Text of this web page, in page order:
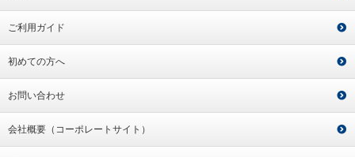
ご利用ガイド
初めての方へ
お問い合わせ
会社概要（コーポレートサイト）